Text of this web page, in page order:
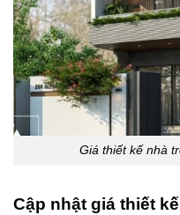
Giá thiết kế nhà
Cập nhật giá thiết